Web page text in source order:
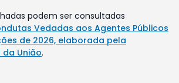
podem ser consultadas
Vedadas aos Agentes Públicos
de 2026, elaborada pela
União.